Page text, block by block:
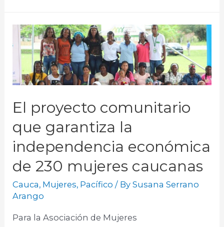
El proyecto comunitario
que garantiza la
independencia económica
de 230 mujeres caucanas
Cauca, Mujeres, Pacífico / BySusana Serrano
Arango
Para la Asociación de Mujeres